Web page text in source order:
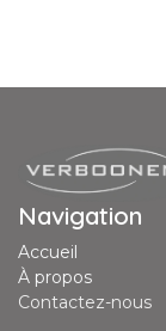
Navigation
Accueil
À propos
Contactez-nous